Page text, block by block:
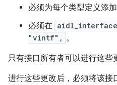
必须为每个类型定义添加
必须在 aidl_interface
"vintf", 。
只有接口所有者可以进行这些
进行这些更改后，必须将该接